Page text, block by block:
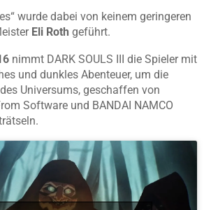
wurde dabei von keinem geringeren
Eli Roth geführt.
nimmt DARK SOULS III die Spieler mit
und dunkles Abenteuer, um die
Universums, geschaffen von
Software und BANDAI NAMCO